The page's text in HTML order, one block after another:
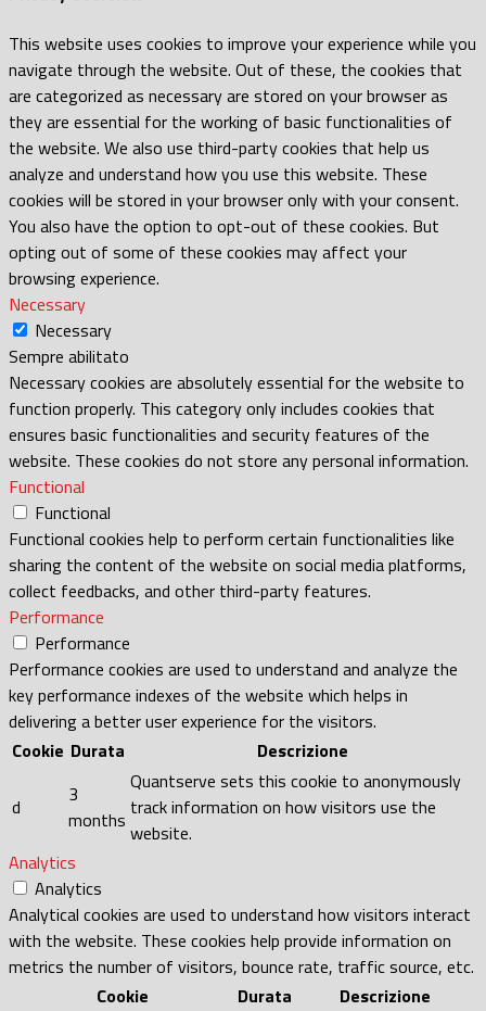
This website uses cookies to improve your experience while you
navigate through the website. Out of these, the cookies that
are categorized as necessary are stored on your browser as
they are essential for the working of basic functionalities of
the website. We also use third-party cookies that help us
analyze and understand how you use this website. These
cookies will be stored in your browser only with your consent.
You also have the option to opt-out of these cookies. But
opting out of some of these cookies may affect your
browsing experience.
Necessary
Necessary
Sempre abilitato
Necessary cookies are absolutely essential for the website to
function properly. This category only includes cookies that
ensures basic functionalities and security features of the
website. These cookies do not store any personal information.
Functional
Functional
Functional cookies help to perform certain functionalities like
sharing the content of the website on social media platforms,
collect feedbacks, and other third-party features.
Performance
Performance
Performance cookies are used to understand and analyze the
key performance indexes of the website which helps in
delivering a better user experience for the visitors.
Cookie Durata Descrizione
d
3
months
Quantserve sets this cookie to anonymously
track information on how visitors use the
website.
Analytics
Analytics
Analytical cookies are used to understand how visitors interact
with the website. These cookies help provide information on
metrics the number of visitors, bounce rate, traffic source, etc.
Cookie
Durata Descrizione